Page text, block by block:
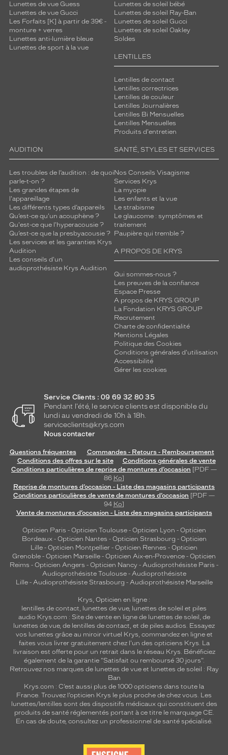
Lunettes de vue Guess
Lunettes de vue Gucci
Les Forfaits [K] à partir de 39€ -
monture + verres
Lunettes anti-lumière bleue
Lunettes de sport à la vue
Lunettes de soleil bébé
Lunettes de soleil Ray-Ban
Lunettes de soleil Gucci
Lunettes de soleil Oakley
Soldes
LENTILLES
Lentilles de contact
Lentilles correctrices
Lentilles de couleur
Lentilles Journalières
Lentilles Bi Mensuelles
Lentilles Mensuelles
Produits d'entretien
AUDITION
Les troubles de l’audition : de quoi
parle-t-on ?
Les grandes étapes de
l'appareillage
Les différents types d’appareils
Qu’est-ce qu'un acouphène ?
Qu'est-ce que l'hyperacousie ?
Qu’est-ce que la presbyacousie ?
Les services et les garanties Krys
Audition
Les conseils d'un
audioprothésiste Krys Audition
SANTÉ, STYLES ET SERVICES
Nos Conseils Visagisme
Services Krys
La myopie
Les enfants et la vue
Le strabisme
Le glaucome : symptômes et
traitement
Paupière qui tremble ?
A PROPOS DE KRYS
Qui sommes-nous ?
Les preuves de la confiance
Espace Presse
A propos de KRYS GROUP
La Fondation KRYS GROUP
Recrutement
Charte de confidentialité
Mentions Légales
Politique des Cookies
Conditions générales d'utilisation
Accessibilité
Gérer les cookies
Service Clients : 09 69 32 80 35
Pendant l'été, le service clients est disponible du
lundi au vendredi de 10h à 18h.
serviceclients@krys.com
Nous contacter
Questions fréquentes
Commandes - Retours - Remboursement
Conditions des offres sur le site
Conditions générales de vente
Conditions particulières de reprise de montures d’occasion [PDF —
86 Ko]
Reprise de montures d’occasion - Liste des magasins participants
Conditions particulières de vente de montures d’occasion [PDF —
94 Ko]
Vente de montures d’occasion - Liste des magasins participants
Opticien Paris - Opticien Toulouse- Opticien Lyon - Opticien
Bordeaux- Opticien Nantes - Opticien Strasbourg - Opticien
Lille - Opticien Montpellier - Opticien Rennes - Opticien
Grenoble - Opticien Marseille - Opticien Aix-en-Provence - Opticien
Reims - Opticien Angers - Opticien Nancy - Audioprothésiste Paris -
Audioprothésiste Toulouse- Audioprothésiste
Lille- Audioprothésiste Strasbourg - Audioprothésiste Marseille
Krys, Opticien en ligne :
lentilles de contact, lunettes de vue, lunettes de soleil et piles
audio Krys.com : Site de vente en ligne de lunettes de soleil, de
lunettes de vue, de lentilles de contact, et de piles audios. Essayez
vos lunettes grâce au miroir virtuel Krys, commandez en ligne et
faites vous livrer gratuitement chez l'un des opticiens Krys. La
livraison est offerte pour un retrait dans le réseau Krys. Bénéficiez
également de la garantie "Satisfait ou remboursé 30 jours".
Retrouvez nos marques de lunettes de vue et lunettes de soleil : Ray
Ban
Krys.com : C’est aussi plus de 1000 opticiens dans toute la
France. Trouvez l’opticien Krys le plus proche de chez vous. Les
lunettes/lentilles sont des dispositifs médicaux qui constituent des
produits de santé réglementés portant à ce titre le marquage CE.
En cas de doute, consultez un professionnel de santé spécialisé.